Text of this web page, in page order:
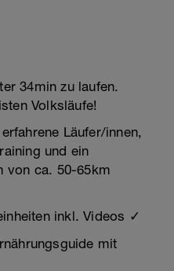
34min zu laufen.
Volksläufe!
Läufer/innen,
und ein
von ca. 50-65km
inkl. Videos ✓
mit